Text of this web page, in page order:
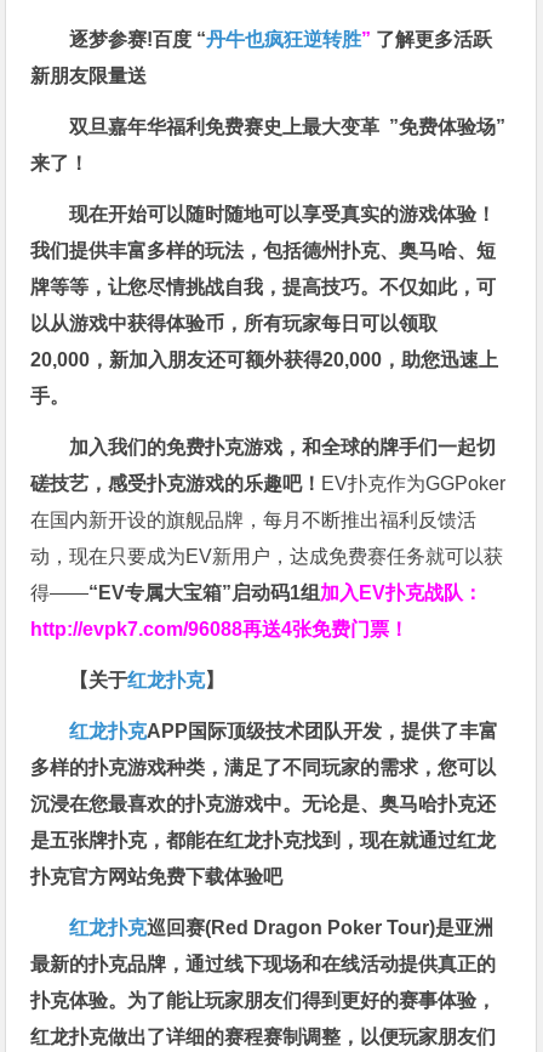
逐梦参赛!百度 “丹牛也疯狂逆转胜” 了解更多活跃
新朋友限量送
双旦嘉年华福利免费赛史上最大变革 ”免费体验场”
来了！
现在开始可以随时随地可以享受真实的游戏体验！
我们提供丰富多样的玩法，包括德州扑克、奥马哈、短
牌等等，让您尽情挑战自我，提高技巧。不仅如此，可
以从游戏中获得体验币，所有玩家每日可以领取
20,000，新加入朋友还可额外获得20,000，助您迅速上
手。
加入我们的免费扑克游戏，和全球的牌手们一起切
磋技艺，感受扑克游戏的乐趣吧！ EV扑克作为GGPoker
在国内新开设的旗舰品牌，每月不断推出福利反馈活
动，现在只要成为EV新用户，达成免费赛任务就可以获
得——“EV专属大宝箱”启动码1组 加入EV扑克战队：
http://evpk7.com/96088再送4张免费门票！
【关于红龙扑克】
红龙扑克APP国际顶级技术团队开发，提供了丰富
多样的扑克游戏种类，满足了不同玩家的需求，您可以
沉浸在您最喜欢的扑克游戏中。无论是、奥马哈扑克还
是五张牌扑克，都能在红龙扑克找到，现在就通过红龙
扑克官方网站免费下载体验吧
红龙扑克巡回赛​(Red Dragon Poker Tour)是亚洲
最新的扑克品牌，通过线下现场和在线活动提供真正的
扑克体验。为了能让玩家朋友们得到更好的赛事体验，
红龙扑克做出了详细的赛程赛制调整，以便玩家朋友们